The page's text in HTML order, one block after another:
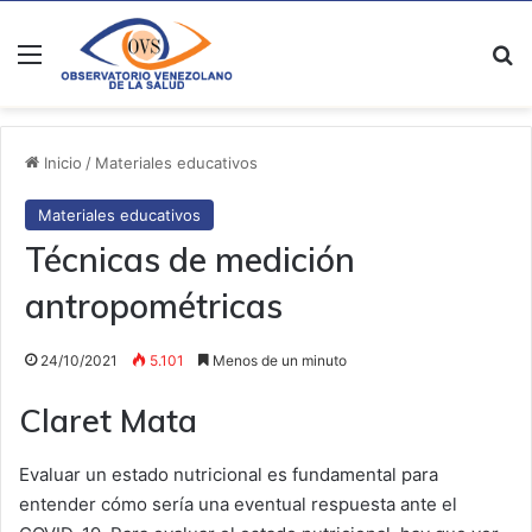
Menú
Inicio / Materiales educativos
Materiales educativos
Técnicas de medición
antropométricas
24/10/2021 5.101 Menos de un minuto
Claret Mata
Evaluar un estado nutricional es fundamental para
entender cómo sería una eventual respuesta ante el